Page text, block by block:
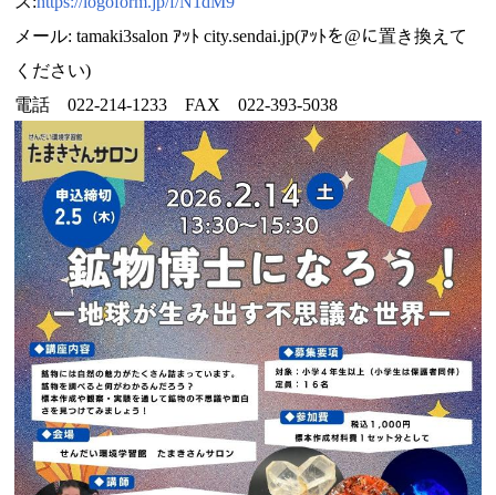
メール: tamaki3salon ｱｯﾄ city.sendai.jp(ｱｯﾄを@に置き換えて
ください)
電話 022-214-1233 FAX 022-393-5038